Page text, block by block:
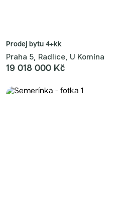
Prodej bytu 4+kk
Praha 5, Radlice, U Komína
19 018 000 Kč